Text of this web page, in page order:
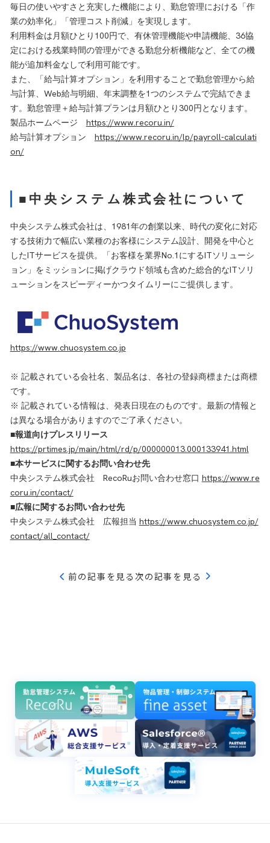
毎日の使いやすさと充実した機能により、勤怠管理における「作
業の効率化」「管理コスト削減」を実現します。
利用料金は月額ひとり100円で、有休管理機能や申請機能、36協
定における残業時間の管理ができる勤怠分析機能など、全ての機
能が追加料金なしで利用可能です。
また、「給与計算オプション」を利用することで勤怠管理から給
与計算、Web給与明細、年末調整を1つのシステムで完結できま
す。勤怠管理＋給与計算プランは月額ひとり300円となります。
製品ホームページ https://www.recoru.in/
給与計算オプション https://www.recoru.in/lp/payroll-calculati
on/
■中央システム株式会社について
中央システム株式会社は、1981年の創業以来、時代の変化に対応
する技術力で幅広い業種のお客様にシステム設計、開発を中心と
したITサービスを提供。「お客様を業界No.1にするITソリューシ
ョン」をミッションに掲げクラウド領域も含めた総合的なITソリ
ューションをスピーディーかつタイムリーにご提供します。
https://www.chuosystem.co.jp
※ 記載されている会社名、製品名は、各社の登録商標または商標
です。
※ 記載されている情報は、発表日現在のものです。最新の情報と
は異なる場合がありますのでご了承ください。
■報道向けプレスリリース
https://prtimes.jp/main/html/rd/p/000000013.000133941.html
■本サービスに関するお問い合わせ先
中央システム株式会社 RecoRuお問い合わせ窓口 https://www.re
coru.in/contact/
■広報に関するお問い合わせ先
中央システム株式会社 広報担当 https://www.chuosystem.co.jp/
contact/all_contact/
前の記事を見る 次の記事を見る